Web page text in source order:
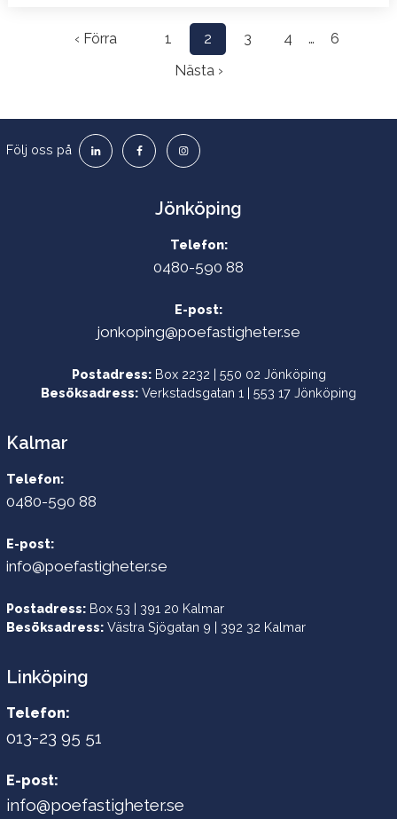
‹ Förra 1 2 3 4 …
6
Nästa ›
Kalmar
Telefon:
0480-590 88
E-post:
info@poefastigheter.se
Postadress: Box 53 | 391 20 Kalmar
Besöksadress: Västra Sjögatan 9 | 392 32 Kalmar
Jönköping
Telefon:
0480-590 88
E-post:
jonkoping@poefastigheter.se
Postadress:Box 2232 | 550 02 Jönköping
Besöksadress: Verkstadsgatan 1 | 553 17 Jönköping
Linköping
Telefon:
013-23 95 51
E-post:
info@poefastigheter.se
Följ oss på